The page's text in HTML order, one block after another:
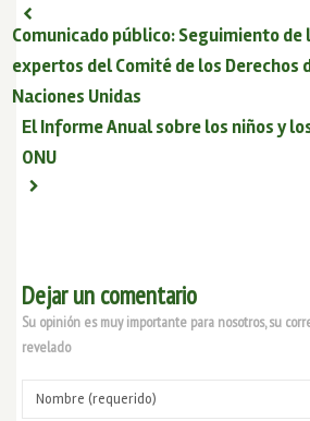
Comunicado público: Seguimiento de
expertos del Comité de los Derechos
Naciones Unidas
El Informe Anual sobre los niños y
ONU
Dejar un comentario
Su opinión es muy importante para nosotros, su
revelado